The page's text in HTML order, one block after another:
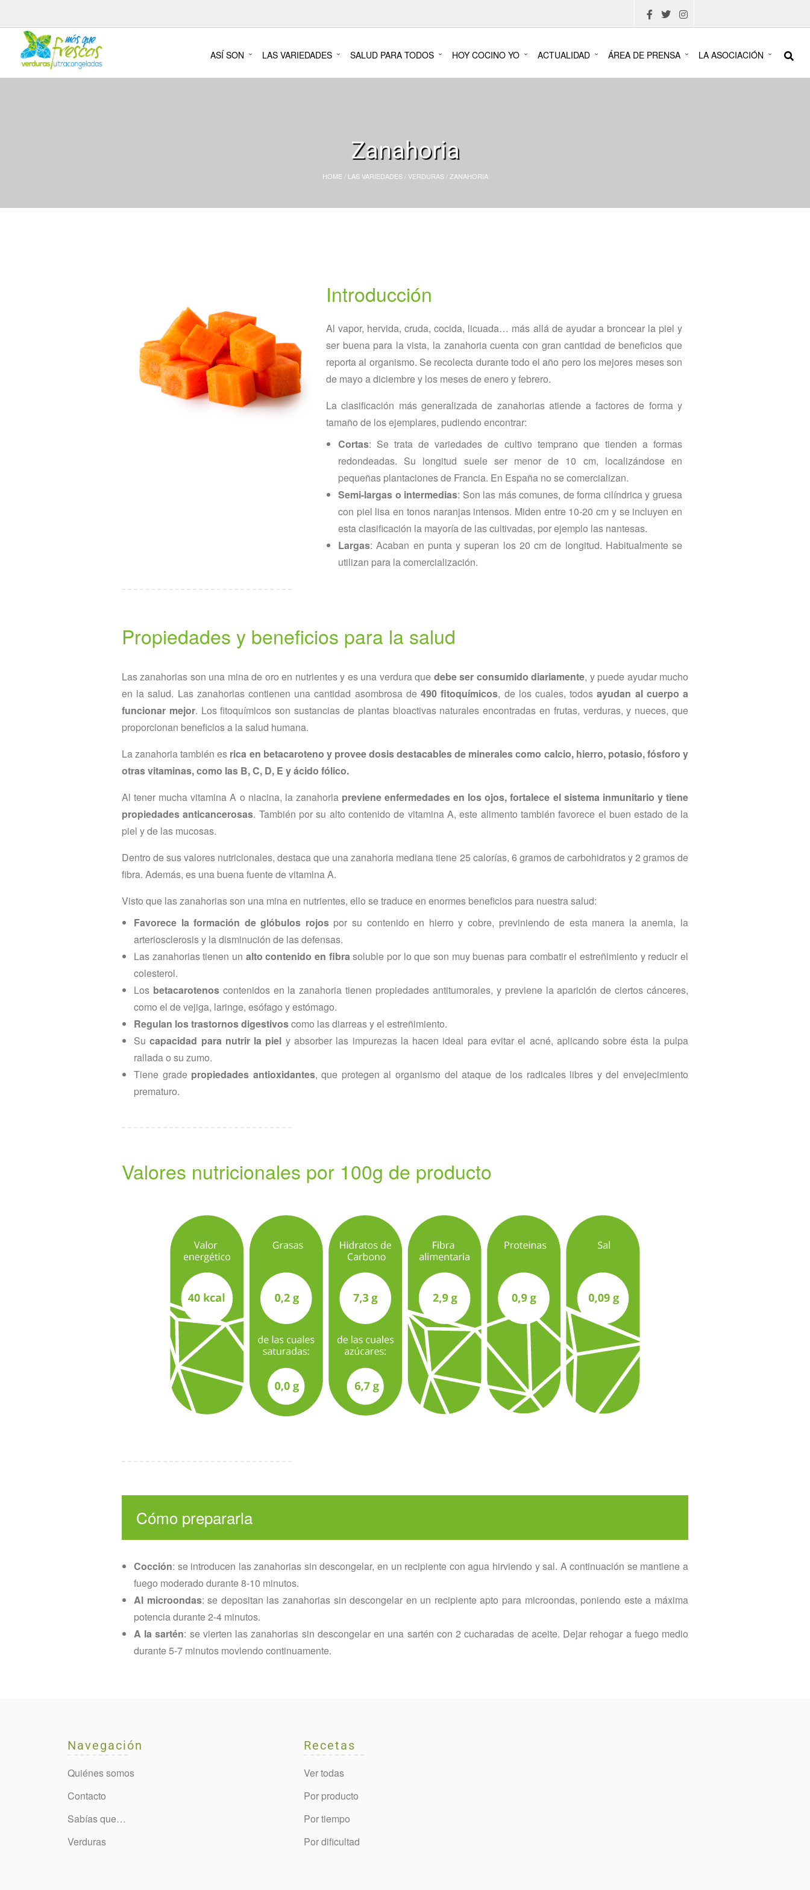
ASÍ SON LAS VARIEDADES SALUD PARA TODOS HOY COCINO YO ACTUALIDAD ÁREA DE PRENSA LA ASOCIACIÓN
Zanahoria
HOME/ LAS VARIEDADES/VERDURAS/ ZANAHORIA
Introducción
Al vapor, hervida, cruda, cocida, licuada… más allá de ayudar a broncear la piel y
ser buena para la vista, la zanahoria cuenta con gran cantidad de beneficios que
reporta al organismo. Se recolecta durante todo el año pero los mejores meses son
de mayo a diciembre y los meses de enero y febrero.
La clasificación más generalizada de zanahorias atiende a factores de forma y
tamaño de los ejemplares, pudiendo encontrar:
Cortas: Se trata de variedades de cultivo temprano que tienden a formas
redondeadas. Su longitud suele ser menor de 10 cm, localizándose en
pequeñas plantaciones de Francia. En España no se comercializan.
Semi-largas o intermedias: Son las más comunes, de forma cilíndrica y gruesa
con piel lisa en tonos naranjas intensos. Miden entre 10-20 cm y se incluyen en
esta clasificación la mayoría de las cultivadas, por ejemplo las nantesas.
Largas: Acaban en punta y superan los 20 cm de longitud. Habitualmente se
utilizan para la comercialización.
Propiedades y beneficios para la salud
Las zanahorias son una mina de oro en nutrientes y es una verdura que debe ser consumido diariamente, y puede ayudar mucho
en la salud. Las zanahorias contienen una cantidad asombrosa de490 fitoquímicos, de los cuales, todosayudan al cuerpo a
funcionar mejor. Los fitoquímicos son sustancias de plantas bioactivas naturales encontradas en frutas, verduras, y nueces, que
proporcionan beneficios a la salud humana.
La zanahoria también es rica en betacaroteno y provee dosis destacables de minerales como calcio, hierro, potasio, fósforo y
otras vitaminas, como las B, C, D, E y ácido fólico.
Al tener mucha vitamina A o niacina, la zanahoria previene enfermedades en los ojos, fortalece el sistema inmunitario y tiene
propiedades anticancerosas. También por su alto contenido de vitamina A, este alimento también favorece el buen estado de la
piel y de las mucosas.
Dentro de sus valores nutricionales, destaca que una zanahoria mediana tiene 25 calorías, 6 gramos de carbohidratos y 2 gramos de
fibra. Además, es una buena fuente de vitamina A.
Visto que las zanahorias son una mina en nutrientes, ello se traduce en enormes beneficios para nuestra salud:
Favorece la formación de glóbulos rojospor su contenido en hierro y cobre, previniendo de esta manera la anemia, la
arteriosclerosis y la disminución de las defensas.
Las zanahorias tienen un alto contenido en fibrasoluble por lo que son muy buenas para combatir el estreñimiento y reducir el
colesterol.
Los betacarotenoscontenidos en la zanahoria tienen propiedades antitumorales, y previene la aparición de ciertos cánceres,
como el de vejiga, laringe, esófago y estómago.
Regulan los trastornos digestivoscomo las diarreas y el estreñimiento.
Su capacidad para nutrir la piel y absorber las impurezas la hacen ideal para evitar el acné, aplicando sobre ésta la pulpa
rallada o su zumo.
Tiene grade propiedades antioxidantes, que protegen al organismo del ataque de los radicales libres y del envejecimiento
prematuro.
Valores nutricionales por 100g de producto
Cómo prepararla
Cocción: se introducen las zanahorias sin descongelar, en un recipiente con agua hirviendo y sal. A continuación se mantiene a
fuego moderado durante 8-10 minutos.
Al microondas: se depositan las zanahorias sin descongelar en un recipiente apto para microondas, poniendo este a máxima
potencia durante 2-4 minutos.
A la sartén: se vierten las zanahorias sin descongelar en una sartén con 2 cucharadas de aceite. Dejar rehogar a fuego medio
durante 5-7 minutos moviendo continuamente.
Navegación
Quiénes somos
Contacto
Sabías que…
Verduras
Recetas
Ver todas
Por producto
Por tiempo
Por dificultad